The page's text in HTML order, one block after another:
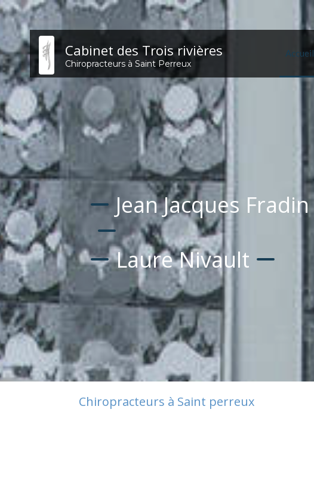
Accueil
Cabinet des Trois rivières
Chiropracteurs à Saint Perreux
Jean Jacques Fradin
Laure Nivault
Chiropracteurs à Saint perreux